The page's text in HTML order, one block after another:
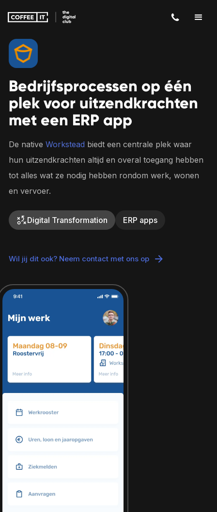
Bedrijfsprocessen op één
plek voor uitzendkrachten
met een ERP app
De native Workstead biedt een centrale plek waar
hun uitzendkrachten altijd en overal toegang hebben
tot alles wat ze nodig hebben rondom werk, wonen
en vervoer.
Digital Transformation ERP apps
Wil jij dit ook? Neem contact met ons op